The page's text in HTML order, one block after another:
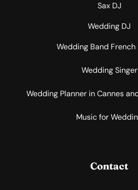
Sax DJ
Wedding DJ
Wedding Band French
Wedding Singer
Wedding Planner in Cannes
Music for
Contact